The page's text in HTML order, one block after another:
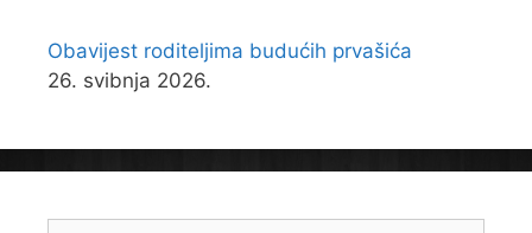
Obavijest roditeljima budućih prvašića
26. svibnja 2026.